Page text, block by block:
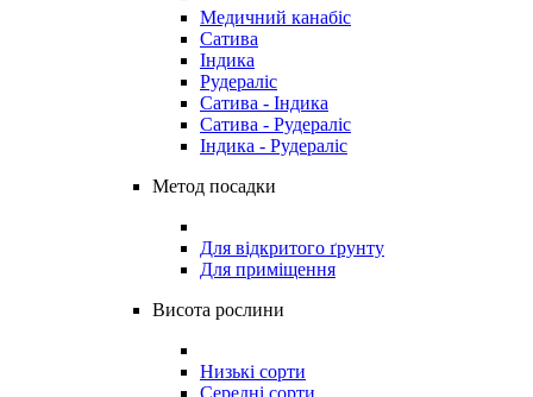
Медичний канабіс
Сатива
Індика
Рудераліс
Сатива - Індика
Сатива - Рудераліс
Індика - Рудераліс
Метод посадки
Для відкритого ґрунту
Для приміщення
Висота рослини
Низькі сорти